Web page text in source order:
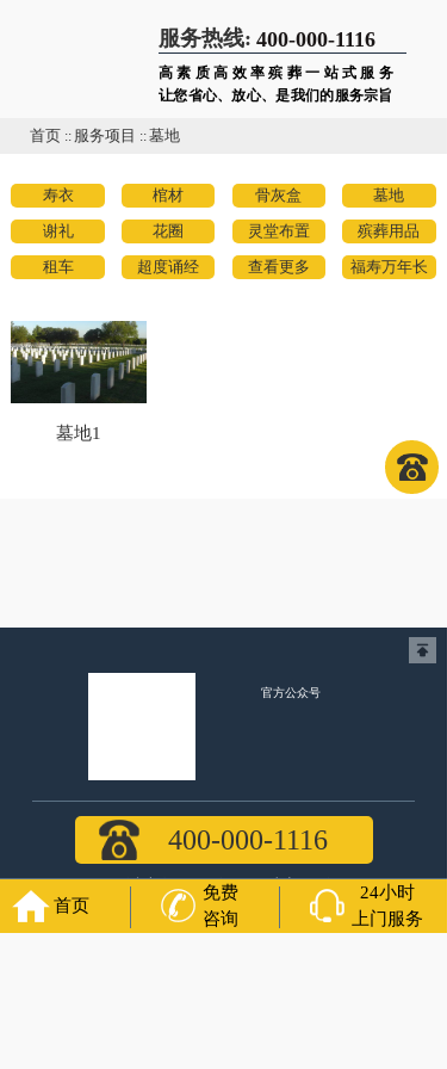
服务热线: 400-000-1116
高素质高效率殡葬一站式服务
让您省心、放心、是我们的服务宗旨
首页 :: 服务项目 ::墓地
寿衣 棺材 骨灰盒 墓地
谢礼 花圈 灵堂布置 殡葬用品
租车 超度诵经 查看更多 福寿万年长
墓地1
官方公众号
400-000-1116
各城市均有服务人员上门服务
24小时上门服务
首页
免费
咨询
24小时
上门服务